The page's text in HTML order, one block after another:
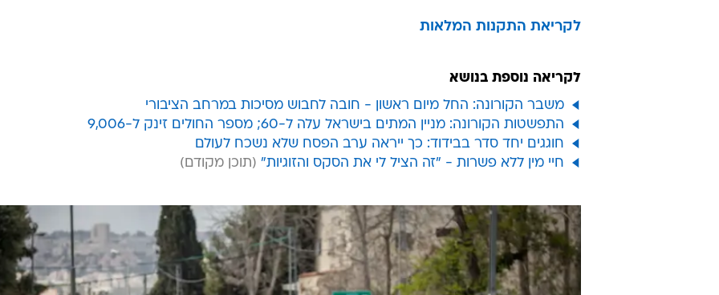
לקריאת התקנות המלאות
לקריאה נוספת בנושא
משבר הקורונה: החל מיום ראשון - חובה לחבוש מסיכות במרחב הציבורי
התפשטות הקורונה: מניין המתים בישראל עלה ל-60; מספר החולים זינק ל-9,006
חוגגים יחד סדר בבידוד: כך ייראה ערב הפסח שלא נשכח לעולם
חיי מין ללא פשרות - "זה הציל לי את הסקס והזוגיות"